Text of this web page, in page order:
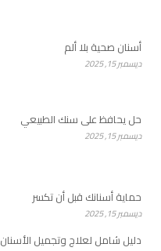
أسنان صحية بلا ألم
ديسمبر 15, 2025
حل يحافظ على سنك الطبيعي
ديسمبر 15, 2025
حماية أسنانك قبل أن تكسر
ديسمبر 15, 2025
دليل شامل لعلاج وتجميل الأسنان